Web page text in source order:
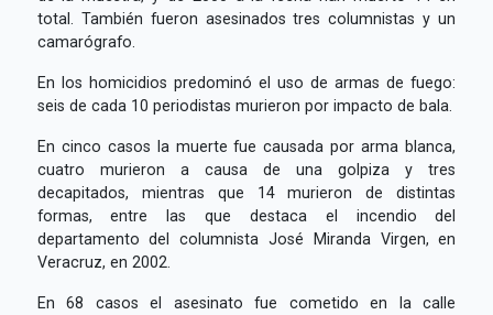
total. También fueron asesinados tres columnistas y un
camarógrafo.
En los homicidios predominó el uso de armas de fuego:
seis de cada 10 periodistas murieron por impacto de bala.
En cinco casos la muerte fue causada por arma blanca,
cuatro murieron a causa de una golpiza y tres
decapitados, mientras que 14 murieron de distintas
formas, entre las que destaca el incendio del
departamento del columnista José Miranda Virgen, en
Veracruz, en 2002.
En 68 casos el asesinato fue cometido en la calle